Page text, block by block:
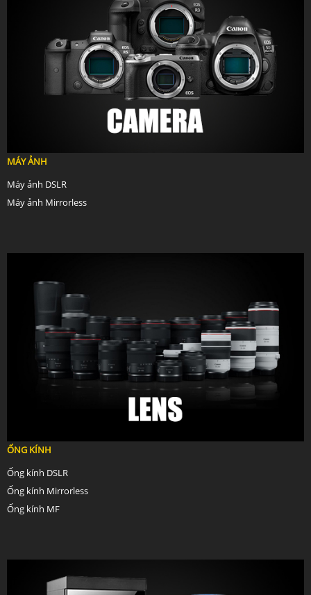
MÁY ẢNH
Máy ảnh DSLR
Máy ảnh Mirrorless
ỐNG KÍNH
Ống kính DSLR
Ống kính Mirrorless
Ống kính MF